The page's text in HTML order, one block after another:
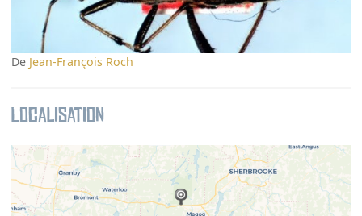
De Jean-François Roch
Localisation